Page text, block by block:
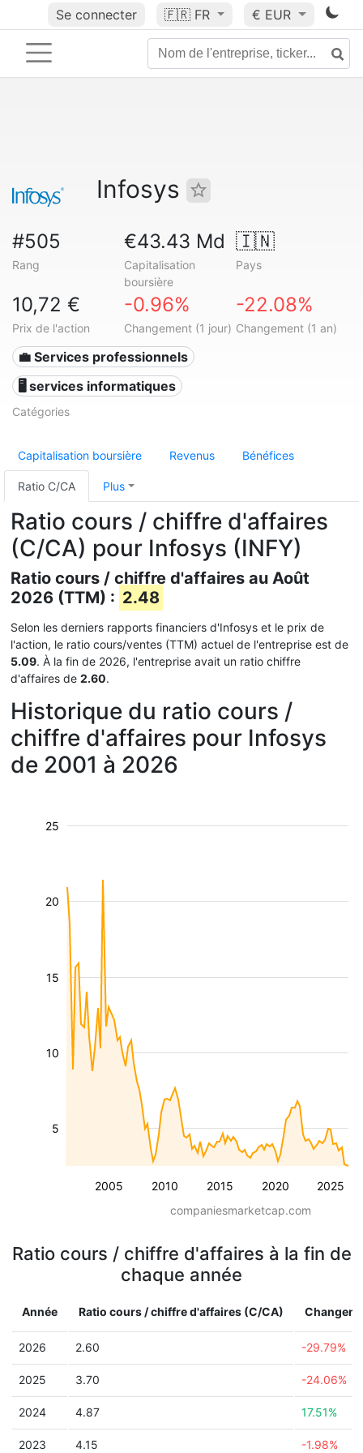
Se connecter 🇫🇷 FR € EUR
Infosys
#505
Rang
€43.43 Md
Capitalisation
boursière
🇮🇳
Pays
10,72 €
Prix de l'action
-0.96%
Changement (1 jour)
-22.08%
Changement (1 an)
💼 Services professionnels
🖥️ services informatiques
Catégories
Capitalisation boursière Revenus Bénéfices
Ratio C/CA Plus
Ratio cours / chiffre d'affaires
(C/CA) pour Infosys (INFY)
Ratio cours / chiffre d'affaires au Août
2026 (TTM) : 2.48
Selon les derniers rapports financiers d'Infosys et le prix de
l'action, le ratio cours/ventes (TTM) actuel de l'entreprise est de
5.09. À la fin de 2026, l'entreprise avait un ratio chiffre
d'affaires de 2.60.
Historique du ratio cours /
chiffre d'affaires pour Infosys
de 2001 à 2026
2005 2010 2015 2020 2025
5
10
15
20
25
companiesmarketcap.com
Ratio cours / chiffre d'affaires à la fin de
chaque année
Année Ratio cours / chiffre d'affaires (C/CA)
2026 2.60 -29.79%
2025 3.70 -24.06%
2024 4.87 17.51%
2023 4.15 -1.98%